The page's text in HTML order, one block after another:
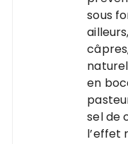
sous
en
sel de
l’effet